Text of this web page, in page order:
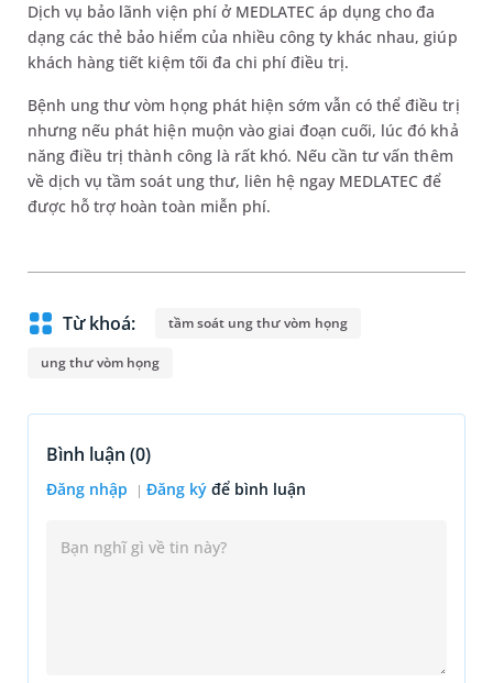
Dịch vụ bảo lãnh viện phí ở MEDLATEC áp dụng cho đa
dạng các thẻ bảo hiểm của nhiều công ty khác nhau, giúp
khách hàng tiết kiệm tối đa chi phí điều trị.
Bệnh ung thư vòm họng phát hiện sớm vẫn có thể điều trị
nhưng nếu phát hiện muộn vào giai đoạn cuối, lúc đó khả
năng điều trị thành công là rất khó. Nếu cần tư vấn thêm
về dịch vụ tầm soát ung thư, liên hệ ngay MEDLATEC để
được hỗ trợ hoàn toàn miễn phí.
Từ khoá: tầm soát ung thư vòm họng
ung thư vòm họng
Bình luận (0)
Đăng nhập Đăng ký để bình luận